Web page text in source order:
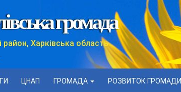
громада
район, Харківська область
ЦНАП ГРОМАДА РОЗВИТОК ГРОМАДИ